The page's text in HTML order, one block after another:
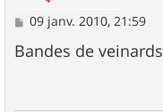
M
s
s
09 janv. 2010, 21:59
Bandes de veinards